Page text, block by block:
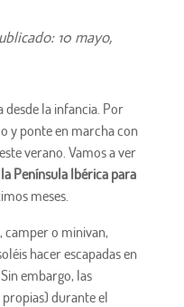
10 mayo,
la infancia. Por
y ponte en marcha con
verano. Vamos a ver
Península Ibérica para
meses.
camper o minivan,
hacer escapadas en
embargo, las
propias) durante el